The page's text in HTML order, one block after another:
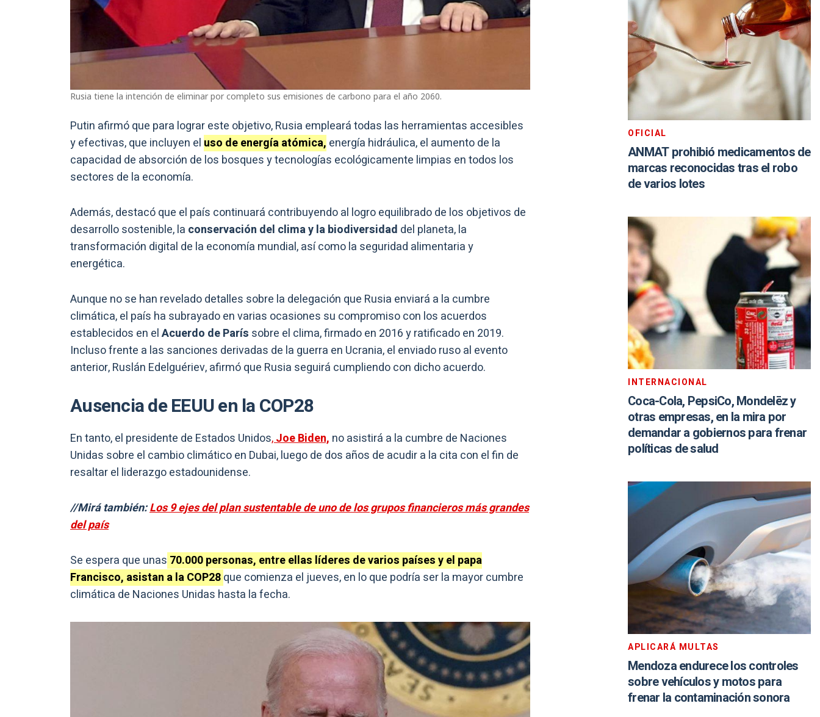
Rusia tiene la intención de eliminar por completo sus emisiones de carbono para el año 2060.
Putin afirmó que para lograr este objetivo, Rusia empleará todas las herramientas accesibles
y efectivas, que incluyen el uso de energía atómica, energía hidráulica, el aumento de la
capacidad de absorción de los bosques y tecnologías ecológicamente limpias en todos los
sectores de la economía.
Además, destacó que el país continuará contribuyendo al logro equilibrado de los objetivos de
desarrollo sostenible, la conservación del clima y la biodiversidad del planeta, la
transformación digital de la economía mundial, así como la seguridad alimentaria y
energética.
Aunque no se han revelado detalles sobre la delegación que Rusia enviará a la cumbre
climática, el país ha subrayado en varias ocasiones su compromiso con los acuerdos
establecidos en elAcuerdo de París sobre el clima, firmado en 2016 y ratificado en 2019.
Incluso frente a las sanciones derivadas de la guerra en Ucrania, el enviado ruso al evento
anterior, Ruslán Edelguériev, afirmó que Rusia seguirá cumpliendo con dicho acuerdo.
Ausencia de EEUU en la COP28
En tanto, el presidente de Estados Unidos,Joe Biden, no asistirá a la cumbre de Naciones
Unidas sobre el cambio climático en Dubai, luego de dos años de acudir a la cita con el fin de
resaltar el liderazgo estadounidense.
//Mirá también:Los 9 ejes del plan sustentable de uno de los grupos financieros más grandes
del país
Se espera que unas 70.000 personas, entre ellas líderes de varios países y el papa
Francisco, asistan a la COP28que comienza el jueves, en lo que podría ser la mayor cumbre
climática de Naciones Unidas hasta la fecha.
OFICIAL
ANMAT prohibió medicamentos de
marcas reconocidas tras el robo
de varios lotes
INTERNACIONAL
Coca-Cola, PepsiCo, Mondelēz y
otras empresas, en la mira por
demandar a gobiernos para frenar
políticas de salud
APLICARÁ MULTAS
Mendoza endurece los controles
sobre vehículos y motos para
frenar la contaminación sonora